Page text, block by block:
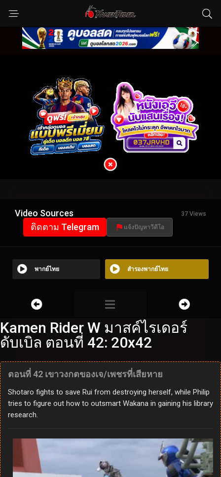
Video Sources 37 Views
ติดตาม Telegram แจ้งปัญหาวีดีโอ
พากย์ไทย สำรองพากย์ไทย
Kamen Rider W มาสค์ไรเดอร์
ดับเบิล ตอนที่ 42: 20x42
ตอนที่ 42 เขาวงกตของเจ/เพชรที่เสียหาย
Shotaro fights to save Rui from destroying herself, while Philip
tries to figure out how to outsmart Wakana in gaining his library
research.